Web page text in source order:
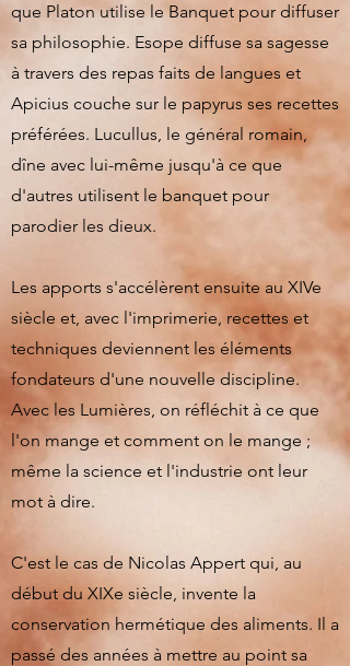
que Platon utilise le Banquet pour diffuser
sa philosophie. Esope diffuse sa sagesse
à travers des repas faits de langues et
Apicius couche sur le papyrus ses recettes
préférées. Lucullus, le général romain,
dîne avec lui-même jusqu'à ce que
d'autres utilisent le banquet pour
parodier les dieux.
Les apports s'accélèrent ensuite au XIVe
siècle et, avec l'imprimerie, recettes et
techniques deviennent les éléments
fondateurs d'une nouvelle discipline.
Avec les Lumières, on réfléchit à ce que
l'on mange et comment on le mange ;
même la science et l'industrie ont leur
mot à dire.
C'est le cas de Nicolas Appert qui, au
début du XIXe siècle, invente la
conservation hermétique des aliments. Il a
passé des années à mettre au point sa